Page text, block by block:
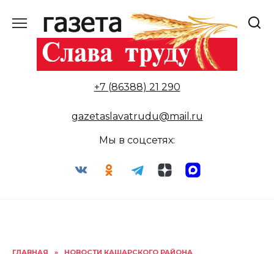
содержанию
+7 (86388) 21 290
gazetaslavatrudu@mail.ru
Мы в соцсетях:
ГЛАВНАЯ » НОВОСТИ КАШАРСКОГО РАЙОНА